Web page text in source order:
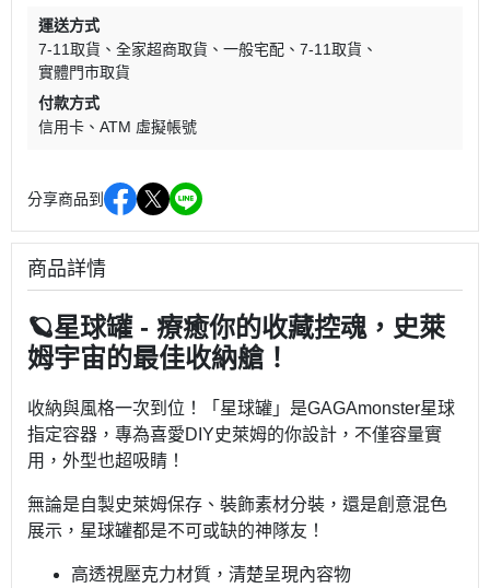
運送方式
7-11取貨
全家超商取貨 一般宅配
7-11取貨
實體門市取貨
付款方式
信用卡
ATM 虛擬帳號
分享商品到
商品詳情
🪐星球罐 - 療癒你的收藏控魂，史萊
姆宇宙的最佳收納艙！
收納與風格一次到位！「星球罐」是GAGAmonster星球
指定容器，專為喜愛DIY史萊姆的你設計，不僅容量實
用，外型也超吸睛！
無論是自製史萊姆保存、裝飾素材分裝，還是創意混色
展示，星球罐都是不可或缺的神隊友！
高透視壓克力材質，清楚呈現內容物